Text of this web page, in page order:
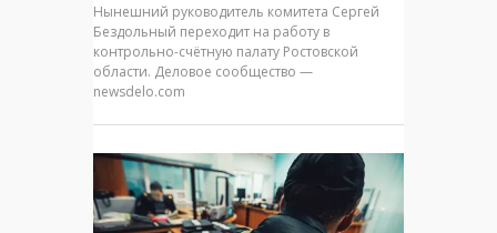
Нынешний руководитель комитета Сергей
Бездольный переходит на работу в
контрольно-счётную палату Ростовской
области. Деловое сообщество —
newsdelo.com